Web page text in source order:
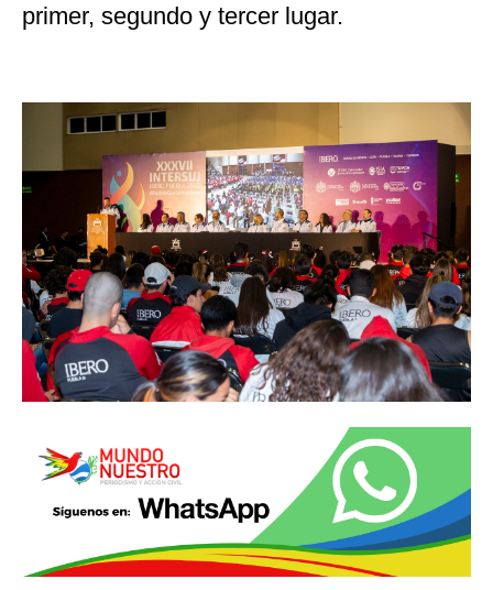
primer, segundo y tercer lugar.